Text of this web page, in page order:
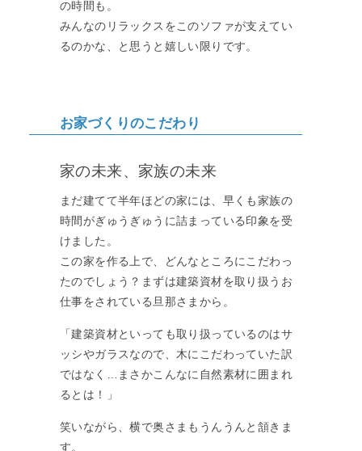
の時間も。
みんなのリラックスをこのソファが支えてい
るのかな、と思うと嬉しい限りです。
お家づくりのこだわり
家の未来、家族の未来
まだ建てて半年ほどの家には、早くも家族の
時間がぎゅうぎゅうに詰まっている印象を受
けました。
この家を作る上で、どんなところにこだわっ
たのでしょう？まずは建築資材を取り扱うお
仕事をされている旦那さまから。
「建築資材といっても取り扱っているのはサ
ッシやガラスなので、木にこだわっていた訳
ではなく…まさかこんなに自然素材に囲まれ
るとは！」
笑いながら、横で奥さまもうんうんと頷きま
す。